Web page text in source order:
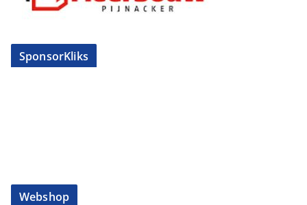
SponsorKliks
Webshop